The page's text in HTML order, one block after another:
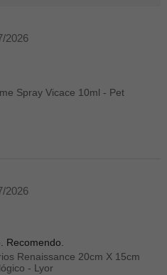
2026
Spray Vicace 10ml - Pet
2026
Recomendo.
Renaissance 20cm X 15cm
- Lyor